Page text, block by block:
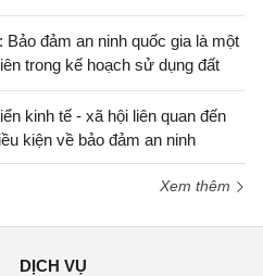
đảm an ninh quốc gia là một
trong kế hoạch sử dụng đất
kinh tế - xã hội liên quan đến
kiện về bảo đảm an ninh
Xem thêm
DỊCH VỤ